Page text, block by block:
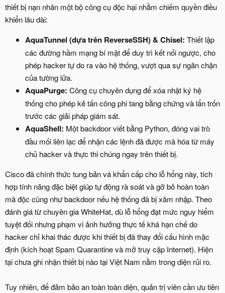
thiết bị nạn nhân một bộ công cụ độc hại nhằm chiếm quyền điều
khiển lâu dài:
AquaTunnel (dựa trên ReverseSSH) & Chisel: Thiết lập
các đường hầm mạng bí mật để duy trì kết nối ngược, cho
phép hacker tự do ra vào hệ thống, vượt qua sự ngăn chặn
của tường lửa.
AquaPurge: Công cụ chuyên dụng để xóa nhật ký hệ
thống cho phép kẻ tấn công phi tang bằng chứng và lẩn trốn
trước các giải pháp giám sát.
AquaShell: Một backdoor viết bằng Python, đóng vai trò
đầu mối liên lạc để nhận các lệnh đã được mã hóa từ máy
chủ hacker và thực thi chúng ngay trên thiết bị.
Cisco đã chính thức tung bản vá khẩn cấp cho lỗ hổng này, tích
hợp tính năng đặc biệt giúp tự động rà soát và gỡ bỏ hoàn toàn
mã độc cũng như backdoor nếu hệ thống đã bị xâm nhập. Theo
đánh giá từ chuyên gia WhiteHat, dù lỗ hổng đạt mức nguy hiểm
tuyệt đối nhưng phạm vi ảnh hưởng thực tế khá hạn chế do
hacker chỉ khai thác được khi thiết bị đã thay đổi cấu hình mặc
định (kích hoạt Spam Quarantine và mở truy cập Internet). Hiện
tại chưa ghi nhận thiết bị nào tại Việt Nam nằm trong diện rủi ro.
Tuy nhiên, để đảm bảo an toàn toàn diện, quản trị viên cần ưu tiên